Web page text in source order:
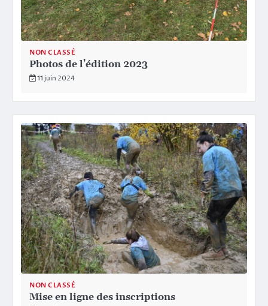
NON CLASSÉ
Photos de l’édition 2023
11 juin 2024
NON CLASSÉ
Mise en ligne des inscriptions